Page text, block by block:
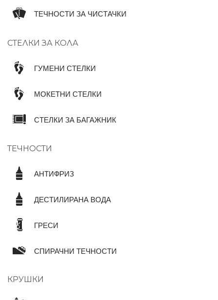
ТЕЧНОСТИ ЗА ЧИСТАЧКИ
СТЕЛКИ ЗА КОЛА
ГУМЕНИ СТЕЛКИ
МОКЕТНИ СТЕЛКИ
СТЕЛКИ ЗА БАГАЖНИК
ТЕЧНОСТИ
АНТИФРИЗ
ДЕСТИЛИРАНА ВОДА
ГРЕСИ
СПИРАЧНИ ТЕЧНОСТИ
КРУШКИ